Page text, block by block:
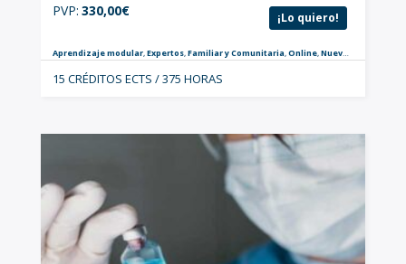
PVP: 330,00€ ¡Lo quiero!
Aprendizaje modular,Expertos,Familiar y Comunitaria,Online,Nuevo ,
15 CRÉDITOS ECTS / 375 HORAS